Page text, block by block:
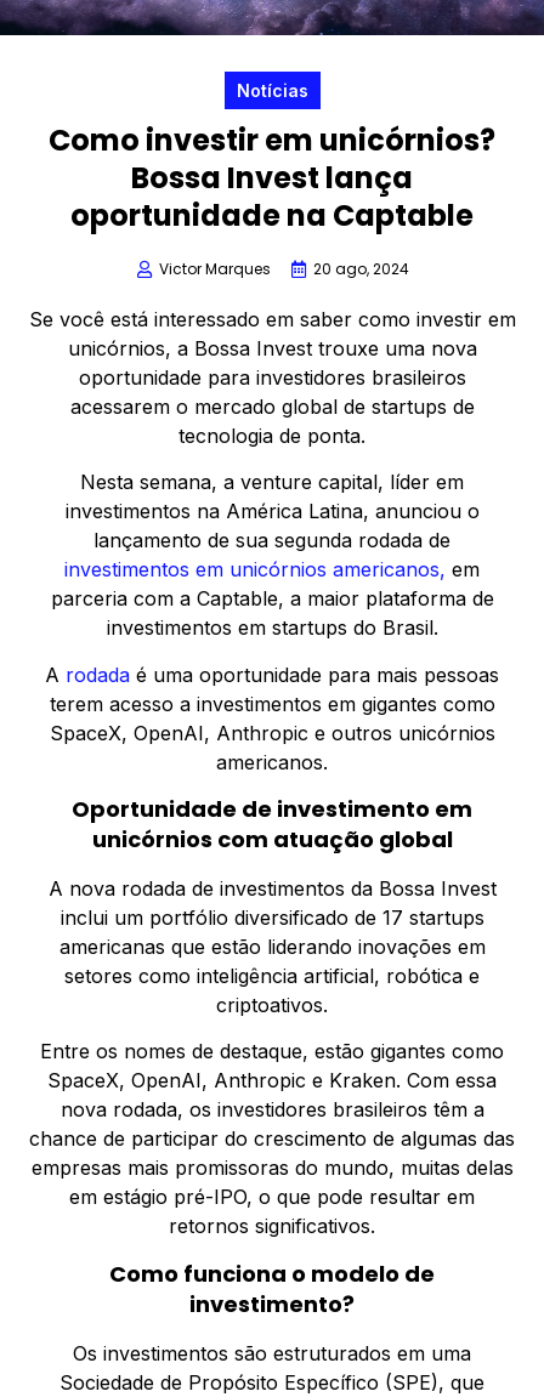
Notícias
Como investir em unicórnios?
Bossa Invest lança
oportunidade na Captable
Victor Marques 20 ago, 2024
Se você está interessado em saber como investir em
unicórnios, a Bossa Invest trouxe uma nova
oportunidade para investidores brasileiros
acessarem o mercado global de startups de
tecnologia de ponta.
Nesta semana, a venture capital, líder em
investimentos na América Latina, anunciou o
lançamento de sua segunda rodada de
investimentos em unicórnios americanos, em
parceria com a Captable, a maior plataforma de
investimentos em startups do Brasil.
A rodada é uma oportunidade para mais pessoas
terem acesso a investimentos em gigantes como
SpaceX, OpenAI, Anthropic e outros unicórnios
americanos.
Oportunidade de investimento em
unicórnios com atuação global
A nova rodada de investimentos da Bossa Invest
inclui um portfólio diversificado de 17 startups
americanas que estão liderando inovações em
setores como inteligência artificial, robótica e
criptoativos.
Entre os nomes de destaque, estão gigantes como
SpaceX, OpenAI, Anthropic e Kraken. Com essa
nova rodada, os investidores brasileiros têm a
chance de participar do crescimento de algumas das
empresas mais promissoras do mundo, muitas delas
em estágio pré-IPO, o que pode resultar em
retornos significativos.
Como funciona o modelo de
investimento?
Os investimentos são estruturados em uma
Sociedade de Propósito Específico (SPE), que